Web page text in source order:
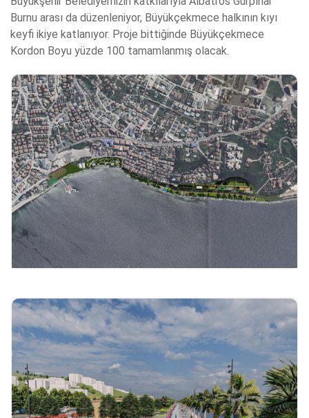
Burnu arası da düzenleniyor, Büyükçekmece halkının kıyı
keyfi ikiye katlanıyor. Proje bittiğinde Büyükçekmece
Kordon Boyu yüzde 100 tamamlanmış olacak.